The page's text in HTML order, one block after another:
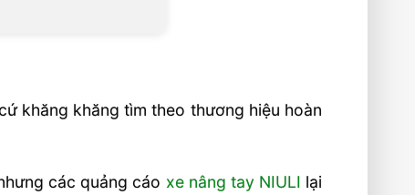
khăng khăng tìm theo thương hiệu hoàn
các quảng cáo xe nâng tay NIULI lại